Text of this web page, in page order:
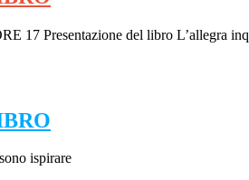
17 Presentazione del libro L’allegra
ispirare